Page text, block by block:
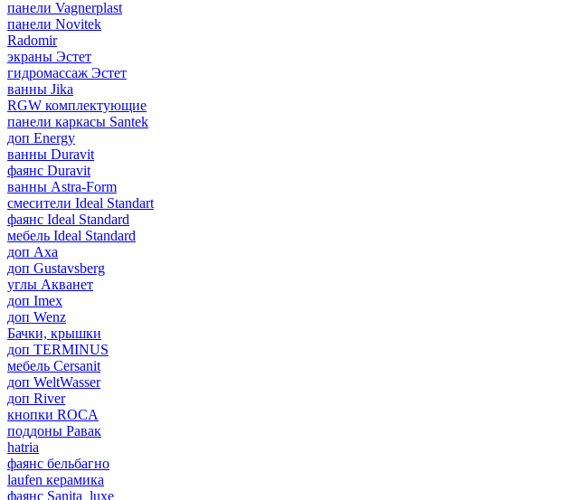
панели Vagnerplast
панели Novitek
Radomir
экраны Эстет
гидромассаж Эстет
ванны Jika
RGW комплектующие
панели каркасы Santek
доп Energy
ванны Duravit
фаянс Duravit
ванны Astra-Form
смесители Ideal Standart
фаянс Ideal Standard
мебель Ideal Standard
доп Axa
доп Gustavsberg
углы Акванет
доп Imex
доп Wenz
Бачки, крышки
доп TERMINUS
мебель Cersanit
доп WeltWasser
доп River
кнопки ROCA
поддоны Равак
hatria
фаянс бельбагно
laufen керамика
фаянс Sanita_luxe